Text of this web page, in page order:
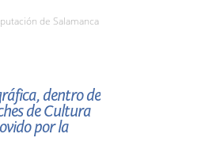
de Salamanca
dentro de
de Cultura
por la